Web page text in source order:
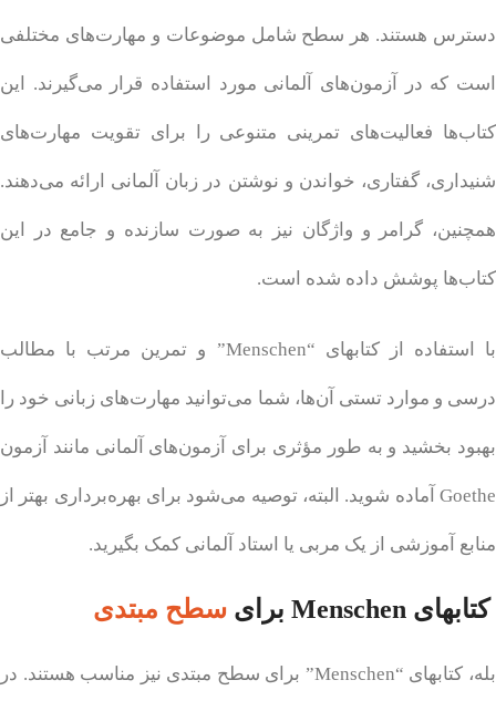
دسترس هستند. هر سطح شامل موضوعات و مهارت‌های مختلفی
است که در آزمون‌های آلمانی مورد استفاده قرار می‌گیرند. این
کتاب‌ها فعالیت‌های تمرینی متنوعی را برای تقویت مهارت‌های
شنیداری، گفتاری، خواندن و نوشتن در زبان آلمانی ارائه می‌دهند.
همچنین، گرامر و واژگان نیز به صورت سازنده و جامع در این
کتاب‌ها پوشش داده شده است.
با استفاده از کتابهای “Menschen” و تمرین مرتب با مطالب
درسی و موارد تستی آن‌ها، شما می‌توانید مهارت‌های زبانی خود را
بهبود بخشید و به طور مؤثری برای آزمون‌های آلمانی مانند آزمون
Goethe آماده شوید. البته، توصیه می‌شود برای بهره‌برداری بهتر از
منابع آموزشی از یک مربی یا استاد آلمانی کمک بگیرید.
کتابهای Menschen برای سطح مبتدی
بله، کتابهای “Menschen” برای سطح مبتدی نیز مناسب هستند. در